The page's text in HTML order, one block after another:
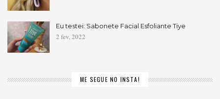
Eu testei: Sabonete Facial Esfoliante Tiye
2 fev, 2022
ME SEGUE NO INSTA!